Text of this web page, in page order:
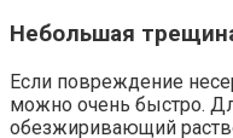
Небольшая
Если повреждение
можно очень быстро.
обезжиривающий